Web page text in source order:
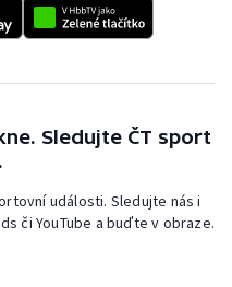
Sledujte ČT sport
události. Sledujte nás i
či YouTube a buďte v obraze.